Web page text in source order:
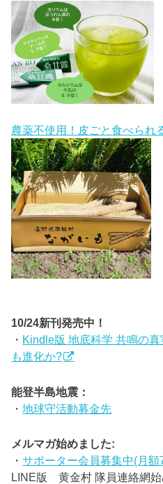
農薬不使用！皮ごと食べら
10/24新刊発売中！
・ Kindle版 地底科学 共鳴の
も進化か?
能登半島地震：
・地球守活動募金先
メルマガ始めました:
・サポーター会員募集中(月額
LINE版 黄金村 隊員連絡網始